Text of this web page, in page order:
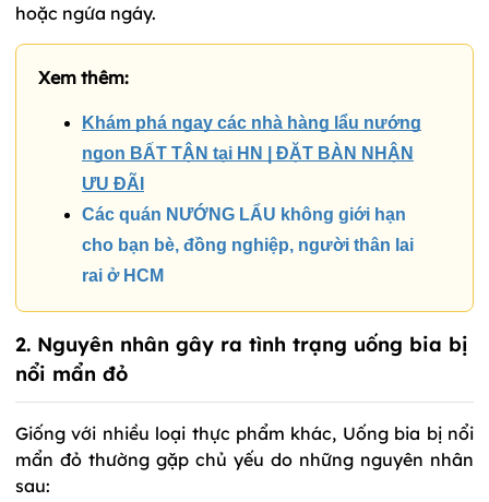
hoặc ngứa ngáy.
Xem thêm:
Khám phá ngay các nhà hàng lẩu nướng
ngon BẤT TẬN tại HN | ĐẶT BÀN NHẬN
ƯU ĐÃI
Các quán NƯỚNG LẨU không giới hạn
cho bạn bè, đồng nghiệp, người thân lai
rai ở HCM
2. Nguyên nhân gây ra tình trạng uống bia bị
nổi mẩn đỏ
Giống với nhiều loại thực phẩm khác, Uống bia bị nổi
mẩn đỏ thường gặp chủ yếu do những nguyên nhân
sau: